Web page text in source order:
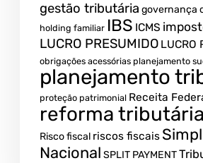
gestão tributária governança
holding familiar IBS ICMS
LUCRO PRESUMIDO LUCRO
obrigações acessórias planejamento
planejamento
proteção patrimonial Receita
reforma tributária
Risco fiscal riscos fiscais
Nacional SPLIT PAYMENT